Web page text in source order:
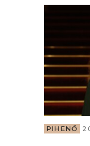
PIHENŐ